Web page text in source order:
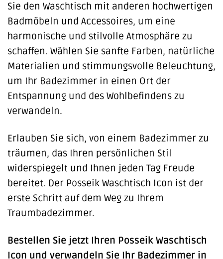
Sie den Waschtisch mit anderen hochwertigen
Badmöbeln und Accessoires, um eine
harmonische und stilvolle Atmosphäre zu
schaffen. Wählen Sie sanfte Farben, natürliche
Materialien und stimmungsvolle Beleuchtung,
um Ihr Badezimmer in einen Ort der
Entspannung und des Wohlbefindens zu
verwandeln.
Erlauben Sie sich, von einem Badezimmer zu
träumen, das Ihren persönlichen Stil
widerspiegelt und Ihnen jeden Tag Freude
bereitet. Der Posseik Waschtisch Icon ist der
erste Schritt auf dem Weg zu Ihrem
Traumbadezimmer.
Bestellen Sie jetzt Ihren Posseik Waschtisch
Icon und verwandeln Sie Ihr Badezimmer in